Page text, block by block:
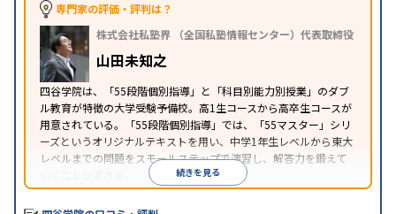
専門家の評価・評判は？
株式会社私塾界 （全国私塾情報センター）代表取締役
山田未知之
四谷学院は、「55段階個別指導」と「科目別能力別授業」のダブ
ル教育が特徴の大学受験予備校。高1生コースから高卒生コースが
用意されている。「55段階個別指導」では、「55マスター」シリ
ーズというオリジナルテキストを用い、中学1年生レベルから東大
レベルまでの問題をスモールステップで演習し、解答力を鍛えて
続きを見る